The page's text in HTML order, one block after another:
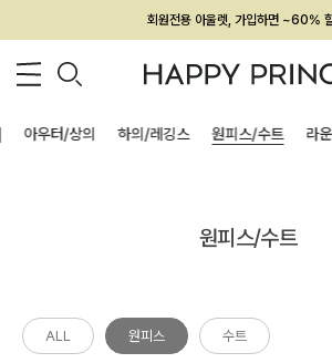
회원전용 아울렛, 가입하면 ~60%
멤버십 최대 28,000원 혜택
아우터/상의 하의/레깅스 원피스/수트 라
원피스/수트
ALL 원피스 수트